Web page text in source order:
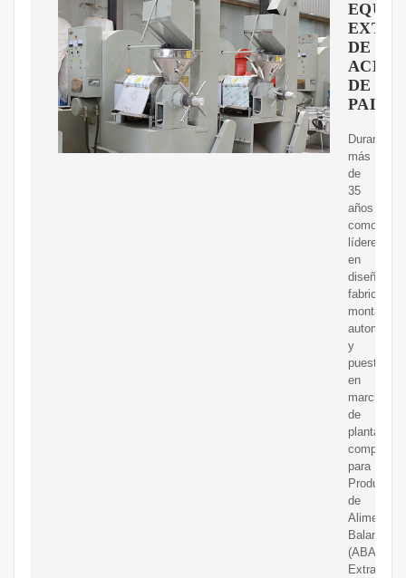
DE
DE
Durante
más
de
35
años
como
líderes
en
diseño,
montaje,
y
puesta
en
marcha
de
plantas
completas
para
Producción
de
Alimentos
(ABA),
Extracción